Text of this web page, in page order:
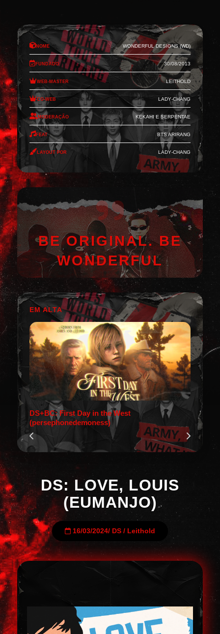
Nome Wonderful Designs (WD)
Fundado 30/08/2013
Web-Master Leithold
Co-Web Lady-Chang
Moderação Kekahi e Serpentae
Feat BTS Arirang
Layout por Lady-Chang
BE ORIGINAL. BE
WONDERFUL
EM ALTA
DS+BC: First Day in the West
(persephonedemoness)
DS: LOVE, LOUIS
(EUMANJO)
16/03/2024/ DS / Leithold